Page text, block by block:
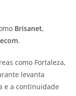
Brisanet,
.
como Fortaleza,
levanta
e a continuidade